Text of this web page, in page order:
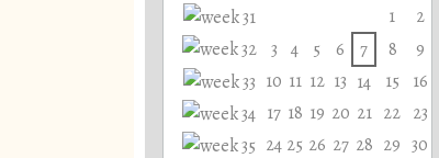
1
2
3 4 5 6 7 8
9
10 11 12 13 14 15
16
17 18 19 20 21 22 23
24 25 26 27 28 29 30